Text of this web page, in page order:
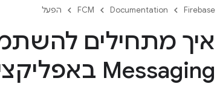
Firebase
Documentation
FCM הפעל
Messaging באפליקציות לפלטפורמת Apple